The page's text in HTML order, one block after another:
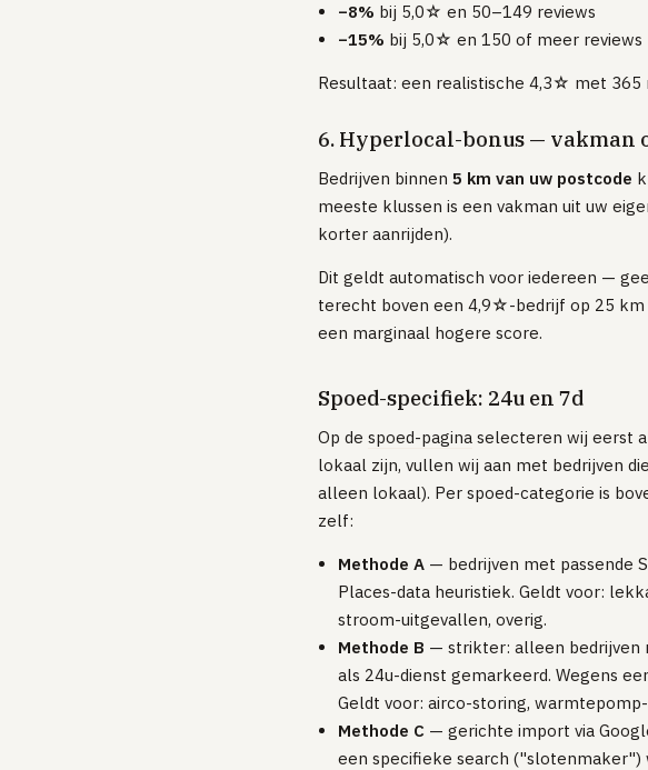
−8% bij 5,0☆ en 50–149 reviews
−15% bij 5,0☆ en 150 of meer reviews
Resultaat: een realistische 4,3☆ met
6. Hyperlocal-bonus — vakman
Bedrijven binnen 5 km van uw postcode
meeste klussen is een vakman uit uw
korter aanrijden).
Dit geldt automatisch voor iedereen —
terecht boven een 4,9☆-bedrijf op 25
een marginaal hogere score.
Spoed-specifiek: 24u en 7d
Op de spoed-pagina selecteren wij eerst
lokaal zijn, vullen wij aan met bedrijven
alleen lokaal). Per spoed-categorie is
zelf:
Methode A — bedrijven met passende
Places-data heuristiek. Geldt voor:
stroom-uitgevallen, overig.
Methode B — strikter: alleen bedrijven
als 24u-dienst gemarkeerd. Wegens
Geldt voor: airco-storing,
Methode C — gerichte import via
een specifieke search ("slotenmaker")